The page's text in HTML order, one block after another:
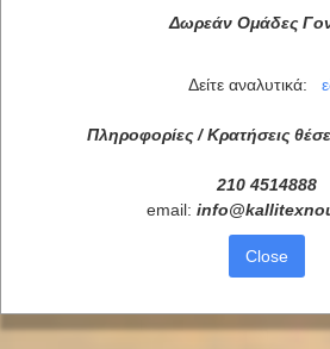
Δωρεάν Ομάδες
Δείτε αναλυτικά:
Πληροφορίες / Κρατήσεις
210 4514888
email: info@
Close